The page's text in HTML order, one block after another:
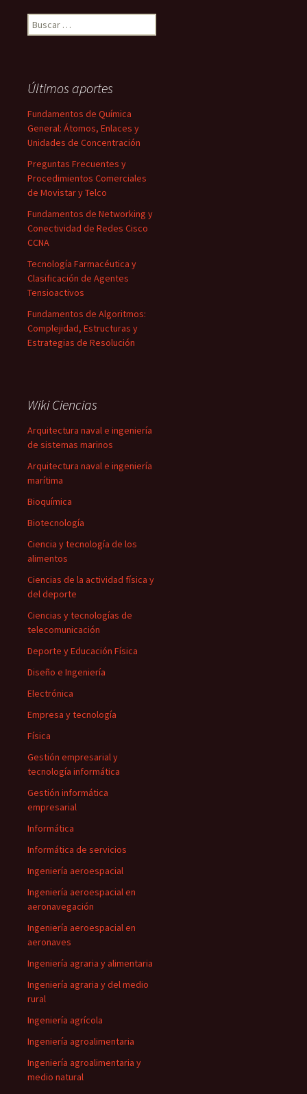
Buscar:
Últimos aportes
Fundamentos de Química
General: Átomos, Enlaces y
Unidades de Concentración
Preguntas Frecuentes y
Procedimientos Comerciales
de Movistar y Telco
Fundamentos de Networking y
Conectividad de Redes Cisco
CCNA
Tecnología Farmacéutica y
Clasificación de Agentes
Tensioactivos
Fundamentos de Algoritmos:
Complejidad, Estructuras y
Estrategias de Resolución
Wiki Ciencias
Arquitectura naval e ingeniería
de sistemas marinos
Arquitectura naval e ingeniería
marítima
Bioquímica
Biotecnología
Ciencia y tecnología de los
alimentos
Ciencias de la actividad física y
del deporte
Ciencias y tecnologías de
telecomunicación
Deporte y Educación Física
Diseño e Ingeniería
Electrónica
Empresa y tecnología
Física
Gestión empresarial y
tecnología informática
Gestión informática
empresarial
Informática
Informática de servicios
Ingeniería aeroespacial
Ingeniería aeroespacial en
aeronavegación
Ingeniería aeroespacial en
aeronaves
Ingeniería agraria y alimentaria
Ingeniería agraria y del medio
rural
Ingeniería agrícola
Ingeniería agroalimentaria
Ingeniería agroalimentaria y
medio natural